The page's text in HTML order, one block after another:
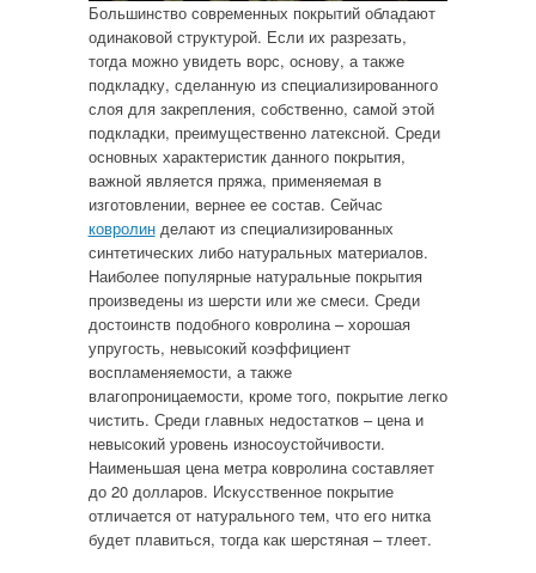
Большинство современных покрытий обладают
одинаковой структурой. Если их разрезать,
тогда можно увидеть ворс, основу, а также
подкладку, сделанную из специализированного
слоя для закрепления, собственно, самой этой
подкладки, преимущественно латексной. Среди
основных характеристик данного покрытия,
важной является пряжа, применяемая в
изготовлении, вернее ее состав. Сейчас
ковролинделают из специализированных
синтетических либо натуральных материалов.
Наиболее популярные натуральные покрытия
произведены из шерсти или же смеси. Среди
достоинств подобного ковролина – хорошая
упругость, невысокий коэффициент
воспламеняемости, а также
влагопроницаемости, кроме того, покрытие легко
чистить. Среди главных недостатков – цена и
невысокий уровень износоустойчивости.
Наименьшая цена метра ковролина составляет
до 20 долларов. Искусственное покрытие
отличается от натурального тем, что его нитка
будет плавиться, тогда как шерстяная – тлеет.